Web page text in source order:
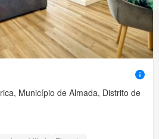
Município de Almada, Distrito de